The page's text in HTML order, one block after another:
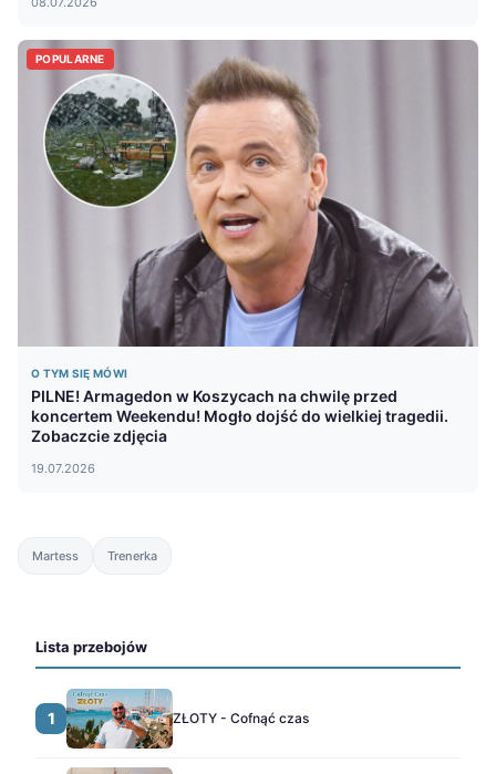
POPULARNE
O TYM SIĘ MÓWI
PILNE! Armagedon w Koszycach na chwilę przed
koncertem Weekendu! Mogło dojść do wielkiej tragedii.
Zobaczcie zdjęcia
19.07.2026
Martess Trenerka
Lista przebojów
1 ZŁOTY - Cofnąć czas